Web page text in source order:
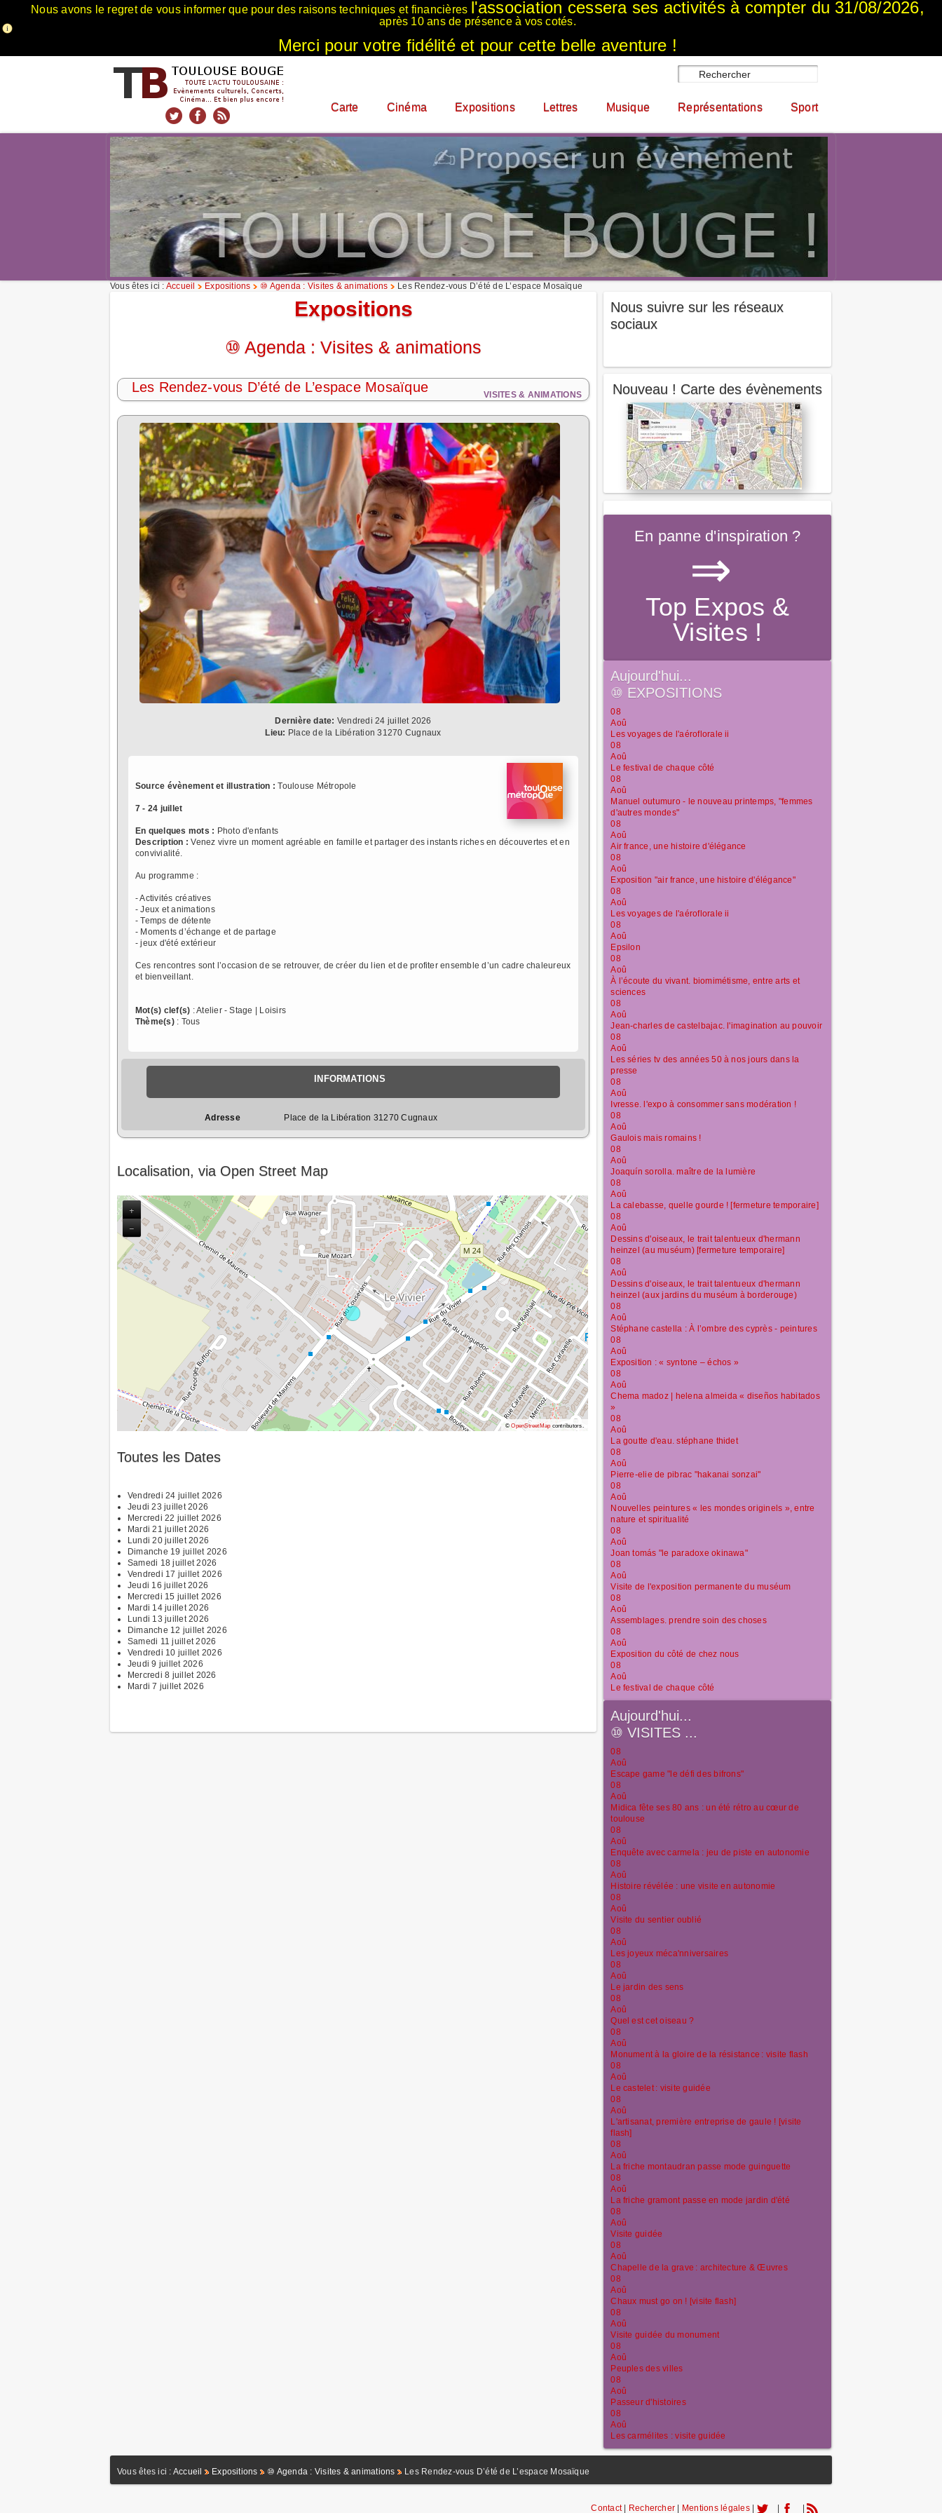
Nous avons le regret de vous informer que pour des raisons techniques et financières l'association cessera ses activités à compter du 31/08/2026,
après 10 ans de présence à vos cotés.
Merci pour votre fidélité et pour cette belle aventure !
Carte Cinéma Expositions Lettres Musique Représentations Sport
Vous êtes ici : Accueil Expositions ⑩ Agenda : Visites & animations Les Rendez-vous D’été de L’espace Mosaïque
Expositions
⑩ Agenda : Visites & animations
Les Rendez-vous D’été de L’espace Mosaïque VISITES & ANIMATIONS
Dernière date: Vendredi 24 juillet 2026
Lieu: Place de la Libération 31270 Cugnaux
Source évènement et illustration : Toulouse Métropole
7 - 24 juillet
En quelques mots : Photo d'enfants
Description : Venez vivre un moment agréable en famille et partager des instants riches en découvertes et en
convivialité.
Au programme :
- Activités créatives
- Jeux et animations
- Temps de détente
- Moments d’échange et de partage
- jeux d'été extérieur
Ces rencontres sont l’occasion de se retrouver, de créer du lien et de profiter ensemble d’un cadre chaleureux
et bienveillant.
Mot(s) clef(s) : Atelier - Stage | Loisirs
Thème(s): Tous
INFORMATIONS
Adresse Place de la Libération 31270 Cugnaux
Localisation, via Open Street Map
+
−
©OpenStreetMap contributors.
Toutes les Dates
Vendredi 24 juillet 2026
Jeudi 23 juillet 2026
Mercredi 22 juillet 2026
Mardi 21 juillet 2026
Lundi 20 juillet 2026
Dimanche 19 juillet 2026
Samedi 18 juillet 2026
Vendredi 17 juillet 2026
Jeudi 16 juillet 2026
Mercredi 15 juillet 2026
Mardi 14 juillet 2026
Lundi 13 juillet 2026
Dimanche 12 juillet 2026
Samedi 11 juillet 2026
Vendredi 10 juillet 2026
Jeudi 9 juillet 2026
Mercredi 8 juillet 2026
Mardi 7 juillet 2026
Nous suivre sur les réseaux
sociaux
Nouveau ! Carte des évènements
En panne d'inspiration ?
⇒
Top Expos &
Visites !
Aujourd'hui...
⑩ EXPOSITIONS
08
Aoû
Les voyages de l'aéroflorale ii
08
Aoû
Le festival de chaque côté
08
Aoû
Manuel outumuro - le nouveau printemps, "femmes
d'autres mondes"
08
Aoû
Air france, une histoire d'élégance
08
Aoû
Exposition "air france, une histoire d'élégance"
08
Aoû
Les voyages de l'aéroflorale ii
08
Aoû
Epsilon
08
Aoû
À l’écoute du vivant. biomimétisme, entre arts et
sciences
08
Aoû
Jean-charles de castelbajac. l'imagination au pouvoir
08
Aoû
Les séries tv des années 50 à nos jours dans la
presse
08
Aoû
Ivresse. l'expo à consommer sans modération !
08
Aoû
Gaulois mais romains !
08
Aoû
Joaquín sorolla. maître de la lumière
08
Aoû
La calebasse, quelle gourde ! [fermeture temporaire]
08
Aoû
Dessins d'oiseaux, le trait talentueux d'hermann
heinzel (au muséum) [fermeture temporaire]
08
Aoû
Dessins d'oiseaux, le trait talentueux d'hermann
heinzel (aux jardins du muséum à borderouge)
08
Aoû
Stéphane castella : À l’ombre des cyprès - peintures
08
Aoû
Exposition : « syntone – échos »
08
Aoû
Chema madoz | helena almeida « diseños habitados
»
08
Aoû
La goutte d'eau. stéphane thidet
08
Aoû
Pierre-elie de pibrac "hakanai sonzai"
08
Aoû
Nouvelles peintures « les mondes originels », entre
nature et spiritualité
08
Aoû
Joan tomás "le paradoxe okinawa"
08
Aoû
Visite de l'exposition permanente du muséum
08
Aoû
Assemblages. prendre soin des choses
08
Aoû
Exposition du côté de chez nous
08
Aoû
Le festival de chaque côté
Aujourd'hui...
⑩VISITES ...
08
Aoû
Escape game "le défi des bifrons"
08
Aoû
Midica fête ses 80 ans : un été rétro au cœur de
toulouse
08
Aoû
Enquête avec carmela : jeu de piste en autonomie
08
Aoû
Histoire révélée : une visite en autonomie
08
Aoû
Visite du sentier oublié
08
Aoû
Les joyeux méca'nniversaires
08
Aoû
Le jardin des sens
08
Aoû
Quel est cet oiseau ?
08
Aoû
Monument à la gloire de la résistance : visite flash
08
Aoû
Le castelet : visite guidée
08
Aoû
L'artisanat, première entreprise de gaule ! [visite
flash]
08
Aoû
La friche montaudran passe mode guinguette
08
Aoû
La friche gramont passe en mode jardin d'été
08
Aoû
Visite guidée
08
Aoû
Chapelle de la grave : architecture & Œuvres
08
Aoû
Chaux must go on ! [visite flash]
08
Aoû
Visite guidée du monument
08
Aoû
Peuples des villes
08
Aoû
Passeur d'histoires
08
Aoû
Les carmélites : visite guidée
Vous êtes ici : Accueil Expositions ⑩ Agenda : Visites & animations Les Rendez-vous D’été de L’espace Mosaïque
Contact| Rechercher Mentions légales|